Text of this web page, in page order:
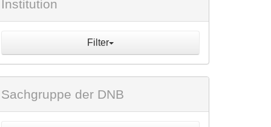
Institution
Filter
Sachgruppe der DNB